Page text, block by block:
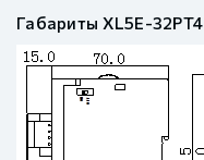
Габариты XL5E-32PT4